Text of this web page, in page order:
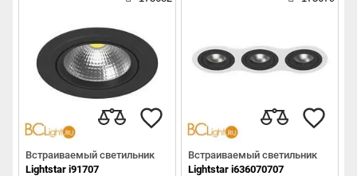
Встраиваемый светильник
Lightstar i91707
Встраиваемый светильник
Lightstar i636070707